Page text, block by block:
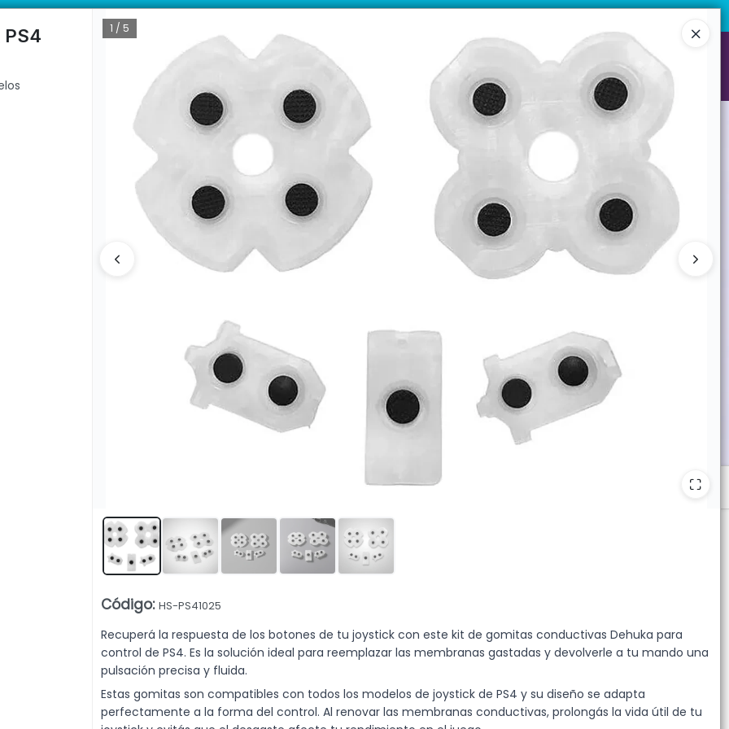
Venta mayorista desde 10 unidades.
PS4
1 / 5
Código: HS-PS41025
Recuperá la respuesta de los botones de tu joystick con este kit de gomitas conductivas Dehuka para
control de PS4. Es la solución ideal para reemplazar las membranas gastadas y devolverle a tu mando una
pulsación precisa y fluida.
Estas gomitas son compatibles con todos los modelos de joystick de PS4 y su diseño se adapta
perfectamente a la forma del control. Al renovar las membranas conductivas, prolongás la vida útil de tu
con garantía directa | 📦 Comprá mayorista desde 10 unidades. ¡Registrate y accedé a precios exclusivos!
Ingresar a la Tienda
CÓMO COMPRAR
QUIÉNES SOMOS GARANTIAS CONTACTO
Venta mayorista desde 10 unidades.
Lista vacía